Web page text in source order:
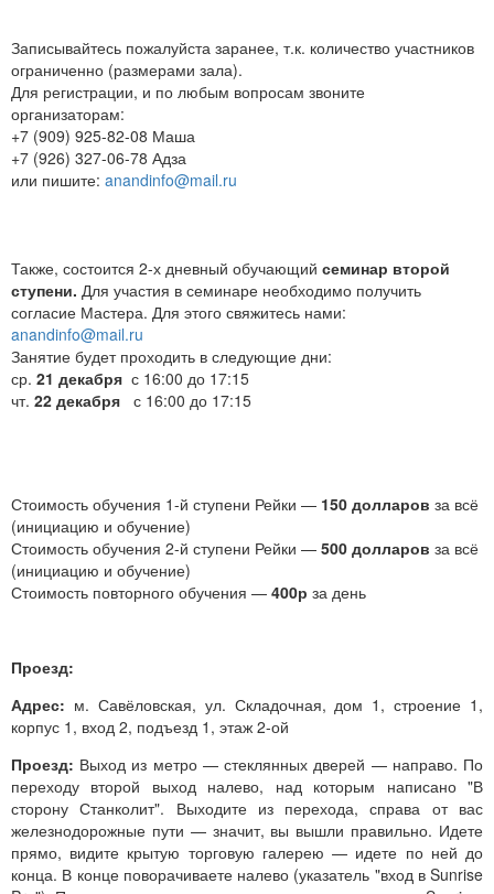
Записывайтесь пожалуйста заранее, т.к. количество участников
ограниченно (размерами зала).
Для регистрации, и по любым вопросам звоните
организаторам:
+7 (909) 925-82-08 Маша
+7 (926) 327-06-78 Адза
или пишите: anandinfo@mail.ru
Также, состоится 2-х дневный обучающий семинар второй
ступени. Для участия в семинаре необходимо получить
согласие Мастера. Для этого свяжитесь нами:
anandinfo@mail.ru
Занятие будет проходить в следующие дни:
ср. 21 декабря с 16:00 до 17:15
чт. 22 декабря с 16:00 до 17:15
Стоимость обучения 1-й ступени Рейки — 150 долларов за всё
(инициацию и обучение)
Стоимость обучения 2-й ступени Рейки — 500 долларов за всё
(инициацию и обучение)
Стоимость повторного обучения — 400р за день
Проезд:
Адрес: м. Савёловская, ул. Складочная, дом 1, строение 1,
корпус 1, вход 2, подъезд 1, этаж 2-ой
Проезд: Выход из метро — стеклянных дверей — направо. По
переходу второй выход налево, над которым написано "В
сторону Станколит". Выходите из перехода, справа от вас
железнодорожные пути — значит, вы вышли правильно. Идете
прямо, видите крытую торговую галерею — идете по ней до
конца. В конце поворачиваете налево (указатель "вход в Sunrise